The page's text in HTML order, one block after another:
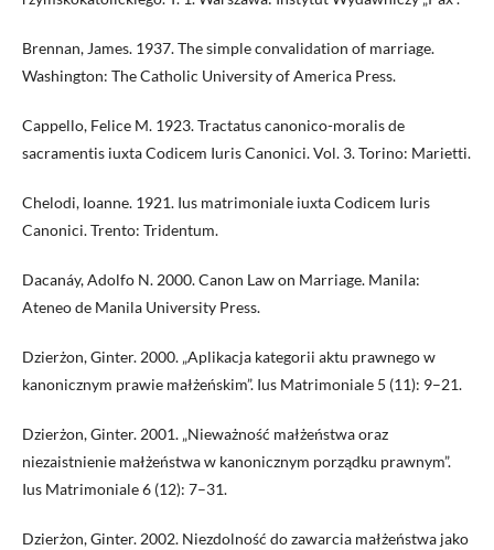
Brennan, James. 1937. The simple convalidation of marriage.
Washington: The Catholic University of America Press.
Cappello, Felice M. 1923. Tractatus canonico-moralis de
sacramentis iuxta Codicem Iuris Canonici. Vol. 3. Torino: Marietti.
Chelodi, Ioanne. 1921. Ius matrimoniale iuxta Codicem Iuris
Canonici. Trento: Tridentum.
Dacanáy, Adolfo N. 2000. Canon Law on Marriage. Manila:
Ateneo de Manila University Press.
Dzierżon, Ginter. 2000. „Aplikacja kategorii aktu prawnego w
kanonicznym prawie małżeńskim”. Ius Matrimoniale 5 (11): 9–21.
Dzierżon, Ginter. 2001. „Nieważność małżeństwa oraz
niezaistnienie małżeństwa w kanonicznym porządku prawnym”.
Ius Matrimoniale 6 (12): 7–31.
Dzierżon, Ginter. 2002. Niezdolność do zawarcia małżeństwa jako